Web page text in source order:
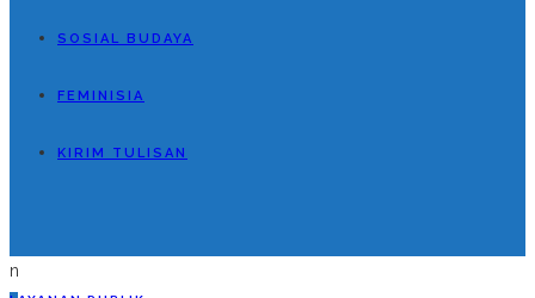
SOSIAL BUDAYA
FEMINISIA
KIRIM TULISAN
n